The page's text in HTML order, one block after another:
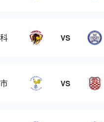
VS
VS